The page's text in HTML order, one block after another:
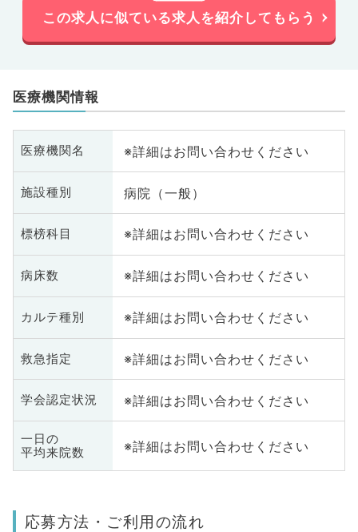
この求人に似ている求人を紹介してもらう
医療機関情報
医療機関名 ※詳細はお問い合わせください
施設種別 病院（一般）
標榜科目 ※詳細はお問い合わせください
病床数 ※詳細はお問い合わせください
カルテ種別 ※詳細はお問い合わせください
救急指定 ※詳細はお問い合わせください
学会認定状況 ※詳細はお問い合わせください
一日の
平均来院数
※詳細はお問い合わせください
応募方法・ご利用の流れ